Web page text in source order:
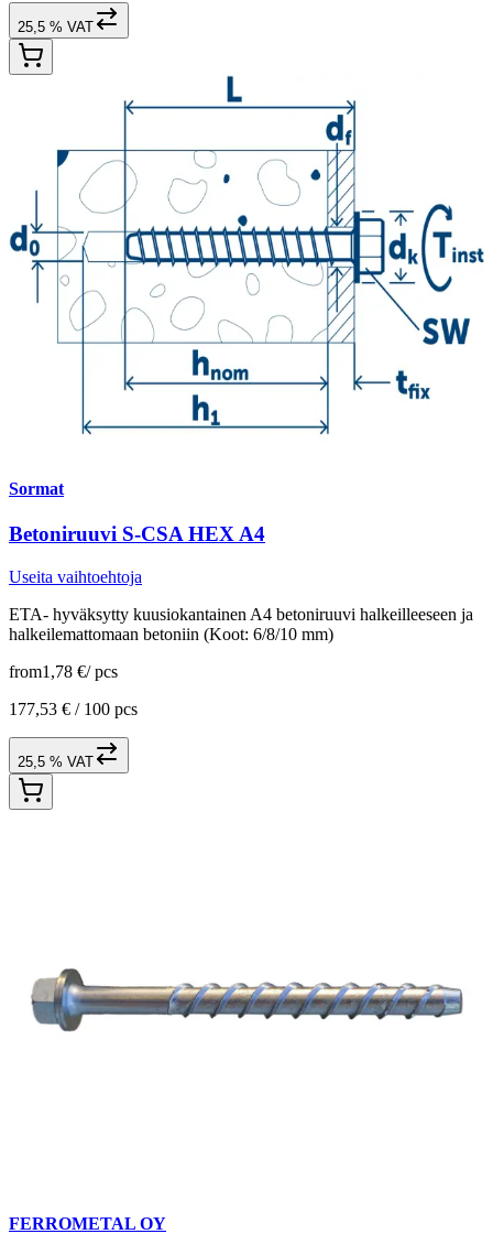
25,5 % VAT
Sormat
Betoniruuvi S-CSA HEX A4
Useita vaihtoehtoja
ETA- hyväksytty kuusiokantainen A4 betoniruuvi halkeilleeseen ja
halkeilemattomaan betoniin (Koot: 6/8/10 mm)
from1,78 €/ pcs
177,53 € / 100 pcs
25,5 % VAT
FERROMETAL OY